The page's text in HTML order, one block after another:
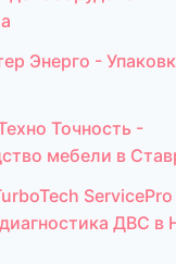
Энерго -
Точность -
мебели в
ДВС в